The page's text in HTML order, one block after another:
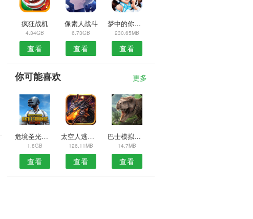
疯狂战机
4.34GB
查看
像素人战斗
6.73GB
查看
梦中的你安卓版
230.65MB
查看
你可能喜欢 更多
危境圣光传说游戏
1.8GB
查看
太空人逃离空间站
126.11MB
查看
巴士模拟器21
14.7MB
查看